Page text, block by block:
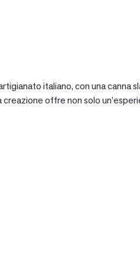
italiano, con una
offre non solo